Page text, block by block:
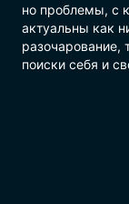
но проблемы, с
актуальны как
разочарование,
поиски себя и